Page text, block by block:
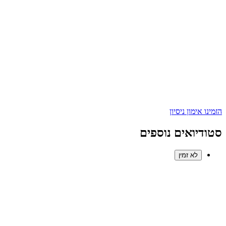
הזמינו אימון ניסיון
סטודיואים נוספים
לא זמין